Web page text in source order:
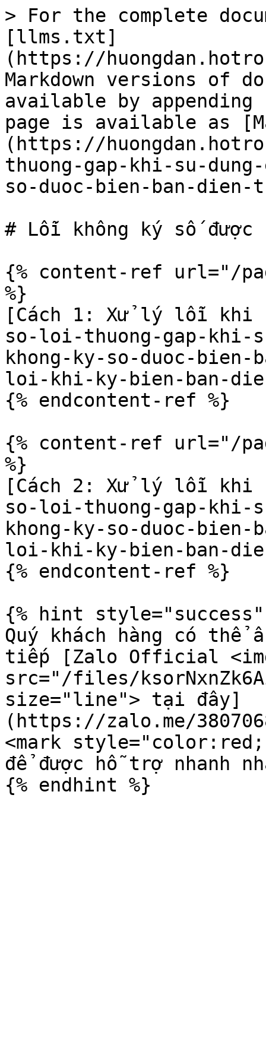
> For the complete
[llms.txt]
(https://
Markdown versions of
available by
page is available as
(https://
thuong-gap-khi-su-
so-duoc-bien-ban-dien-
# Lỗi không ký số
{% content-ref url="/
%}
[Cách 1: Xử lý lỗi khi
so-loi-thuong-gap-khi-
khong-ky-so-duoc-
loi-khi-ky-bien-ban-
{% endcontent-ref %}
{% content-ref url="/
%}
[Cách 2: Xử lý lỗi khi
so-loi-thuong-gap-khi-
khong-ky-so-duoc-
loi-khi-ky-bien-ban-
{% endcontent-ref %}
{% hint style="success"
Quý khách hàng có thể
tiếp [Zalo Official
src="/files/
size="line"> tại đây]
(https://zalo.me/
<mark
để được hỗ trợ nhanh